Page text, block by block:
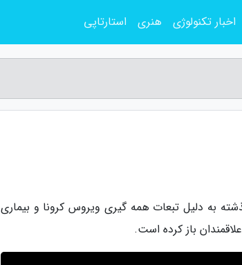
به دلیل تبعات همه گیری ویروس کرونا و بیماری
اخبار تکنولوژی هنری استارتاپی